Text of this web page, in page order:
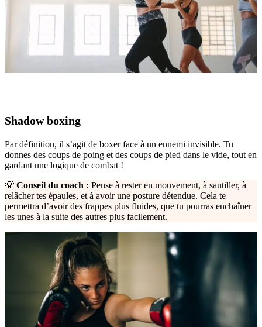
Shadow boxing
Par définition, il s’agit de boxer face à un ennemi invisible. Tu
donnes des coups de poing et des coups de pied dans le vide, tout en
gardant une logique de combat !
💡 Conseil du coach : Pense à rester en mouvement, à sautiller, à
relâcher tes épaules, et à avoir une posture détendue. Cela te
permettra d’avoir des frappes plus fluides, que tu pourras enchaîner
les unes à la suite des autres plus facilement.